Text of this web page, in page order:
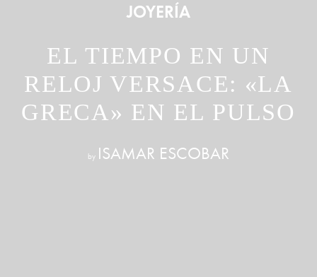
JOYERÍA
EL TIEMPO EN UN
RELOJ VERSACE: «LA
GRECA» EN EL PULSO
by ISAMAR ESCOBAR